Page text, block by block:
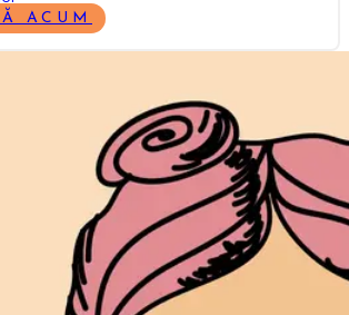
ACUM